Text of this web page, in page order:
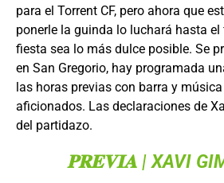
para el Torrent CF, pero ahora que
ponerle la guinda lo luchará hasta
fiesta sea lo más dulce posible. Se
en San Gregorio, hay programada
las horas previas con barra y
aficionados. Las declaraciones de
del partidazo.
𝐏𝐑𝐄𝐕𝐈𝐀 | XAVI